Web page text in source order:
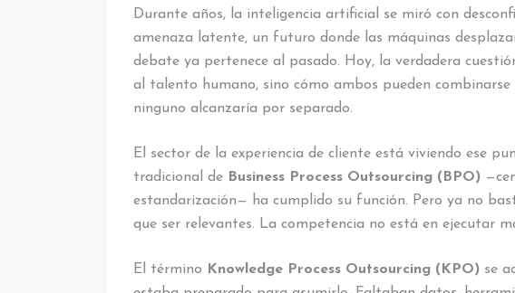
Durante años, la inteligencia artificial se miró con
amenaza latente, un futuro donde las máquinas
debate ya pertenece al pasado. Hoy, la verdadera
al talento humano, sino cómo ambos pueden
ninguno alcanzaría por separado.
El sector de la experiencia de cliente está viviendo ese
tradicional de Business Process Outsourcing (BPO)
estandarización— ha cumplido su función. Pero ya no
que ser relevantes. La competencia no está en ejecutar
El término Knowledge Process Outsourcing (KPO) se